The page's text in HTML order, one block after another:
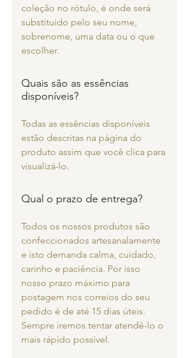
coleção no rótulo, é onde será
substituido pelo seu nome,
sobrenome, uma data ou o que
escolher.
Quais são as essências
disponíveis?
Todas as essências disponíveis
estão descritas na página do
produto assim que você clica para
visualizá-lo.
Qual o prazo de entrega?
Todos os nossos produtos são
confeccionados artesanalamente
e isto demanda calma, cuidado,
carinho e paciência. Por isso
nosso prazo máximo para
postagem nos correios do seu
pedido é de até 15 dias úteis.
Sempre iremos tentar atendê-lo o
mais rápido possível.